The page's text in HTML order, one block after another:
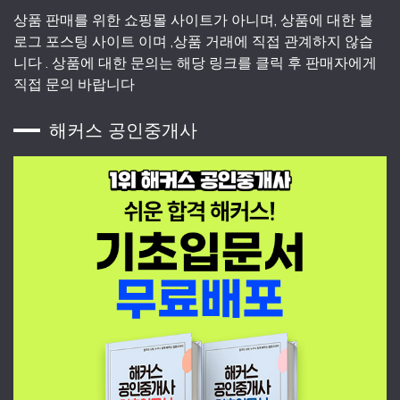
상품 판매를 위한 쇼핑몰 사이트가 아니며, 상품에 대한 블
로그 포스팅 사이트 이며 ,상품 거래에 직접 관계하지 않습
니다 . 상품에 대한 문의는 해당 링크를 클릭 후 판매자에게
직접 문의 바랍니다
해커스 공인중개사